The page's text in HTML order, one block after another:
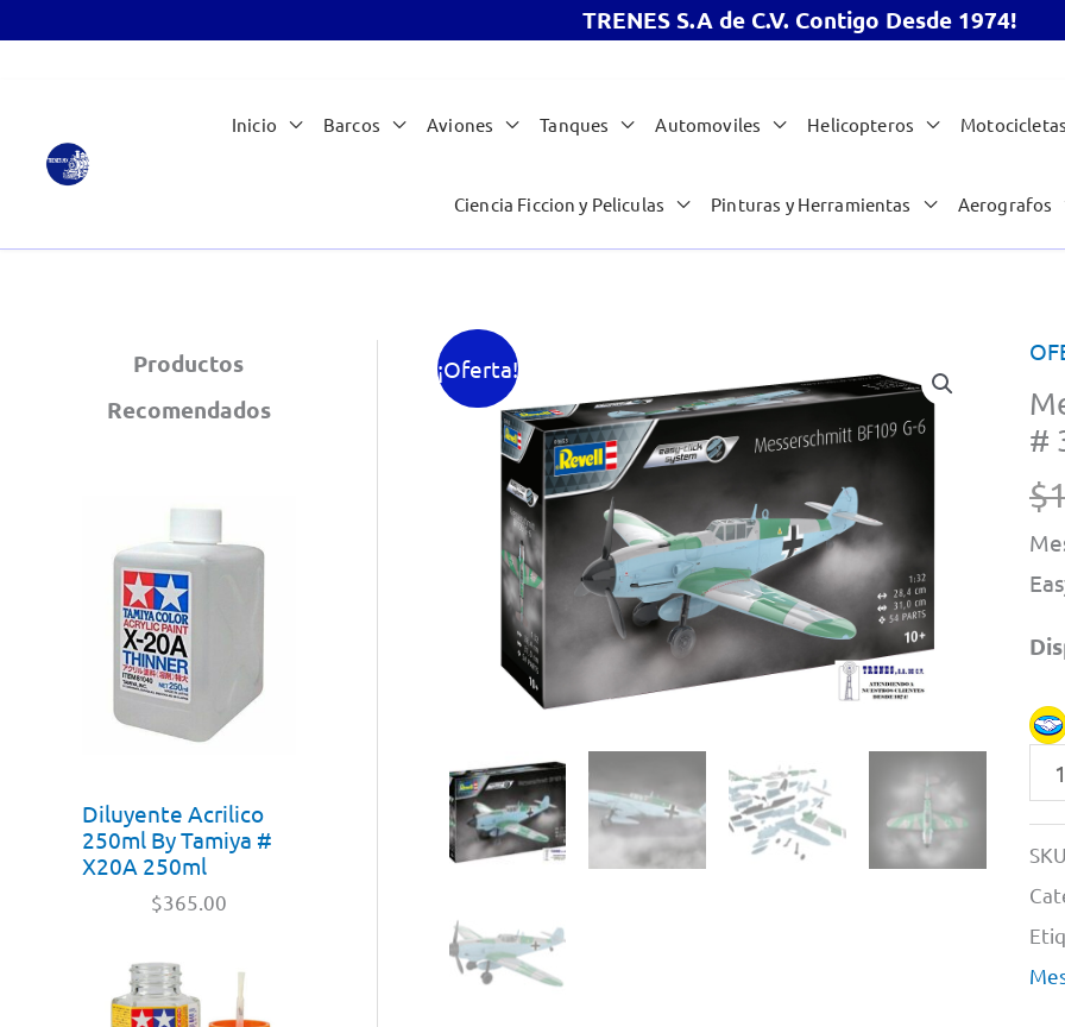
TRENES S.A de C.V. Contigo Desde 1974!
contenido
Inicio Barcos Aviones Tanques Automoviles Helicopteros
Ciencia Ficcion y Peliculas Pinturas y Herramientas Aerografos
Productos
Recomendados
Diluyente Acrilico
250ml By Tamiya #
X20A 250ml
$365.00
¡Oferta!
#
$
6
By
#